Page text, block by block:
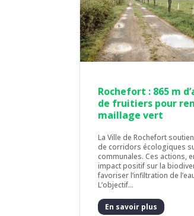
Rochefort : 865 m
de fruitiers pour
maillage vert
La Ville de Rochefort
de corridors écologiques
communales. Ces actions,
impact positif sur la
favoriser l’infiltration de
L’objectif...
En savoir plus